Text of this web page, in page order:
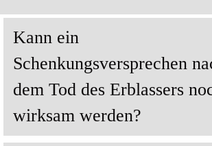
Kann ein
Schenkungsversprechen
dem Tod des Erblassers
wirksam werden?